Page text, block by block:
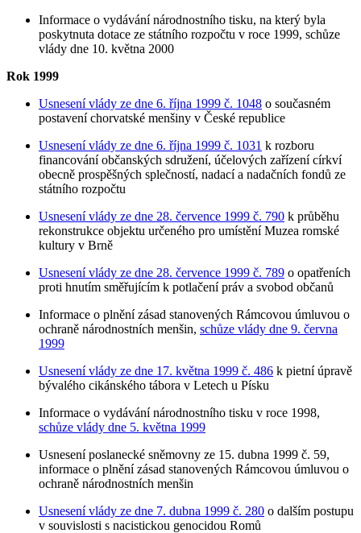
Informace o vydávání národnostního tisku, na který byla
poskytnuta dotace ze státního rozpočtu v roce 1999, schůze
vlády dne 10. května 2000
Rok 1999
Usnesení vlády ze dne 6. října 1999 č. 1048 o současném
postavení chorvatské menšiny v České republice
Usnesení vlády ze dne 6. října 1999 č. 1031 k rozboru
financování občanských sdružení, účelových zařízení církví
obecně prospěšných splečností, nadací a nadačních fondů ze
státního rozpočtu
Usnesení vlády ze dne 28. července 1999 č. 790 k průběhu
rekonstrukce objektu určeného pro umístění Muzea romské
kultury v Brně
Usnesení vlády ze dne 28. července 1999 č. 789 o opatřeních
proti hnutím směřujícím k potlačení práv a svobod občanů
Informace o plnění zásad stanovených Rámcovou úmluvou o
ochraně národnostních menšin, schůze vlády dne 9. června
1999
Usnesení vlády ze dne 17. května 1999 č. 486 k pietní úpravě
bývalého cikánského tábora v Letech u Písku
Informace o vydávání národnostního tisku v roce 1998,
schůze vlády dne 5. května 1999
Usnesení poslanecké sněmovny ze 15. dubna 1999 č. 59,
informace o plnění zásad stanovených Rámcovou úmluvou o
ochraně národnostních menšin
Usnesení vlády ze dne 7. dubna 1999 č. 280 o dalším postupu
v souvislosti s nacistickou genocidou Romů